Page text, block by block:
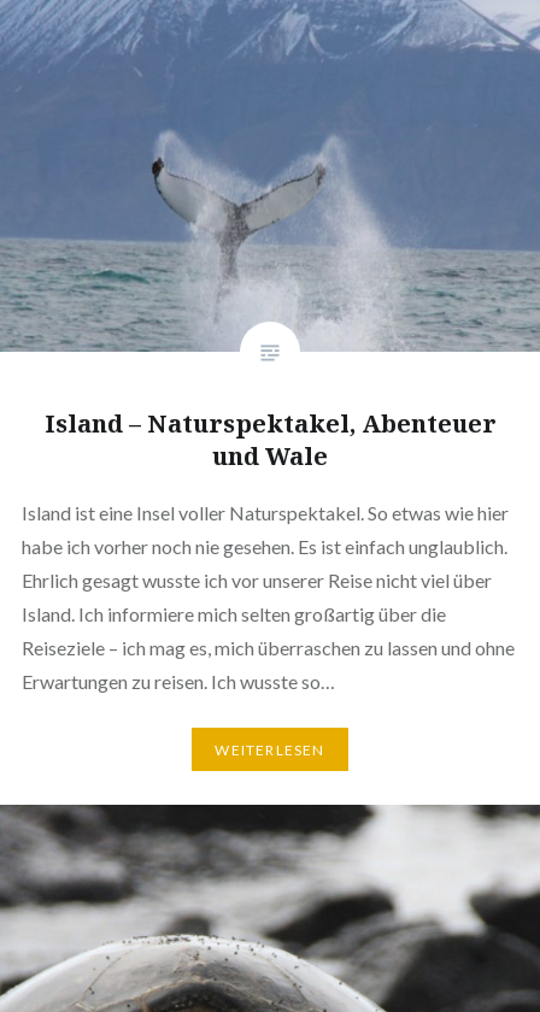
Island – Naturspektakel, Abenteuer
und Wale
Island ist eine Insel voller Naturspektakel. So etwas wie hier
habe ich vorher noch nie gesehen. Es ist einfach unglaublich.
Ehrlich gesagt wusste ich vor unserer Reise nicht viel über
Island. Ich informiere mich selten großartig über die
Reiseziele – ich mag es, mich überraschen zu lassen und ohne
Erwartungen zu reisen. Ich wusste so…
WEITERLESEN